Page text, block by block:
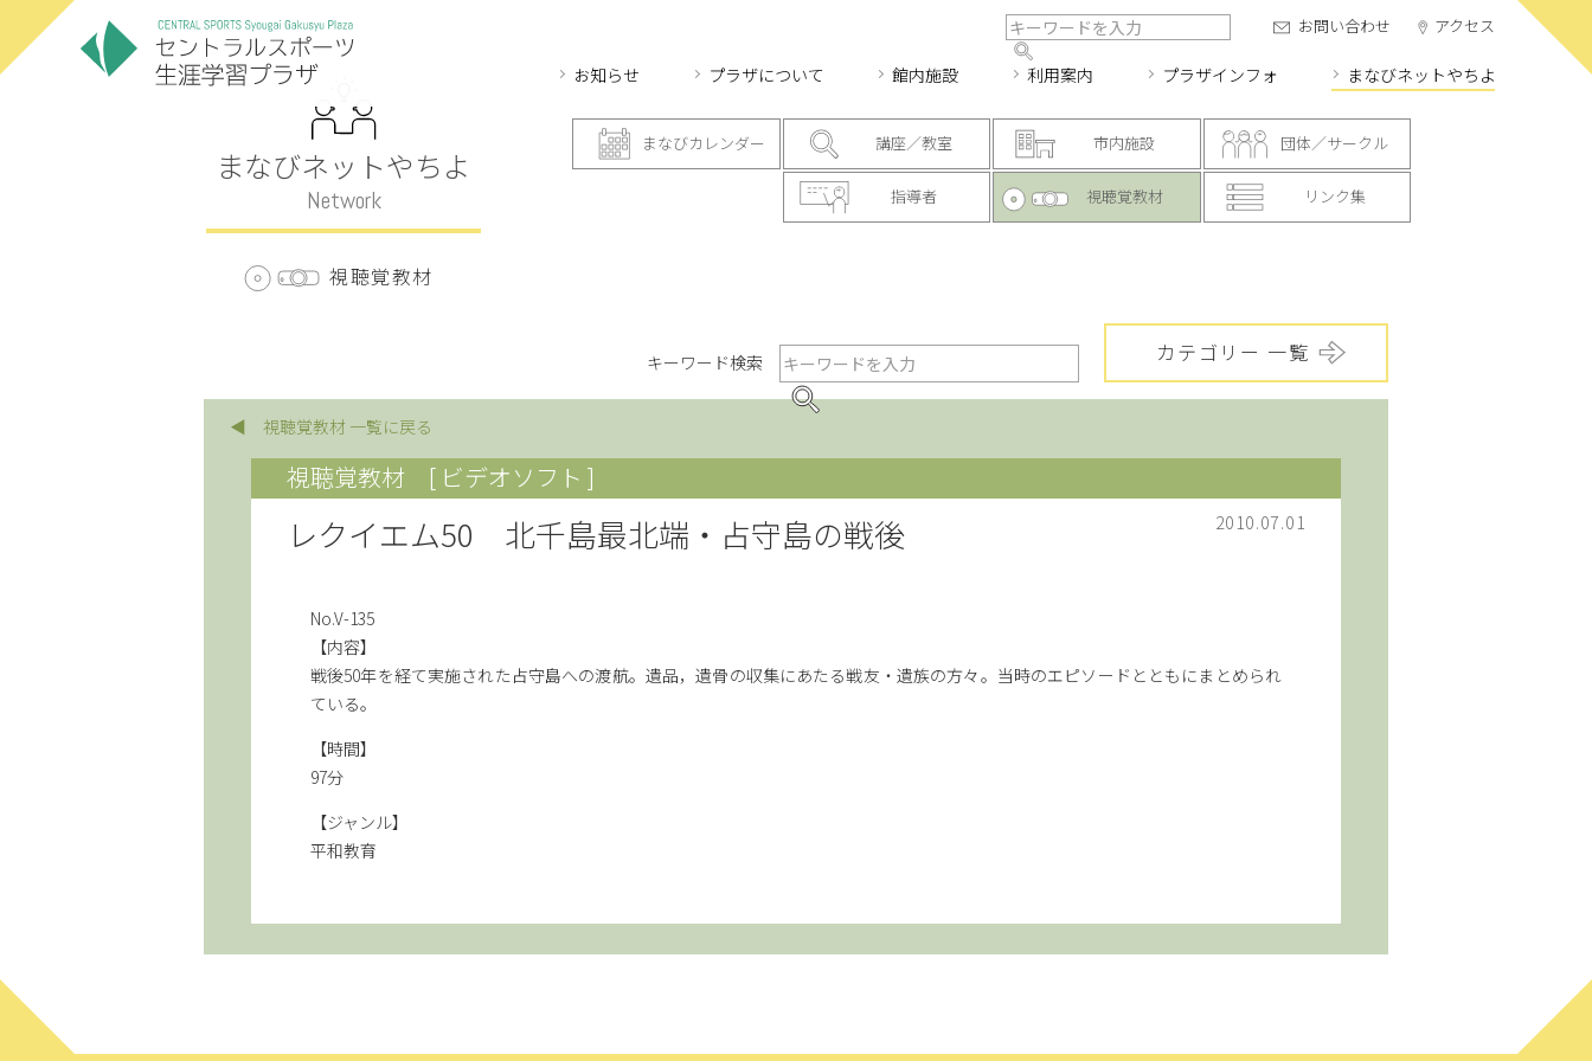
お知らせ プラザについて 館内施設 利用案内 プラザインフォ まなびネットやちよ
お問い合わせ アクセス
まなびネットやちよ
Network
視聴覚教材
まなびカレンダー 講座／教室 市内施設 団体／サークル
指導者 視聴覚教材 リンク集
キーワード検索 カテゴリー 一覧
◀ 視聴覚教材 一覧に戻る
視聴覚教材 [ ビデオソフト ]
2010.07.01
レクイエム50 北千島最北端・占守島の戦後
No.V-135
【内容】
戦後50年を経て実施された占守島への渡航。遺品，遺骨の収集にあたる戦友・遺族の方々。当時のエピソードとともにまとめられ
ている。
【時間】
97分
【ジャンル】
平和教育